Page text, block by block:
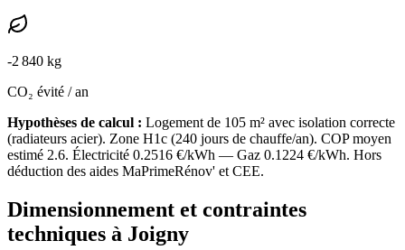
-2 840 kg
CO₂ évité / an
Hypothèses de calcul : Logement de 105 m² avec isolation correcte
(radiateurs acier). Zone H1c (240 jours de chauffe/an). COP moyen
estimé 2.6. Électricité 0.2516 €/kWh — Gaz 0.1224 €/kWh. Hors
déduction des aides MaPrimeRénov' et CEE.
Dimensionnement et contraintes
techniques à Joigny